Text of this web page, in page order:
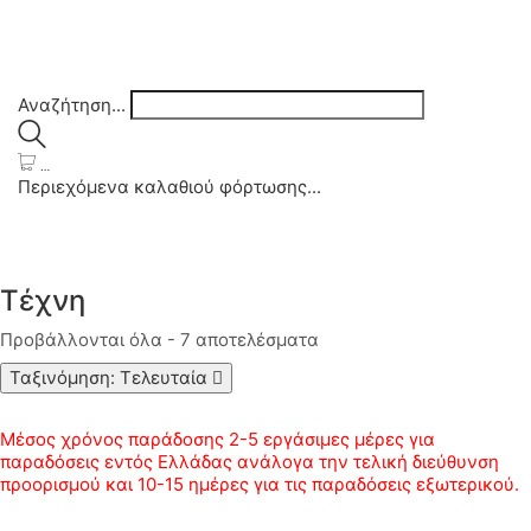
Αναζήτηση...
Περιεχόμενα καλαθιού φόρτωσης...
Τέχνη
Προβάλλονται όλα - 7 αποτελέσματα
Ταξινόμηση: Τελευταία
Μέσος χρόνος παράδοσης 2-5 εργάσιμες μέρες για
παραδόσεις εντός Ελλάδας ανάλογα την τελική διεύθυνση
προορισμού και 10-15 ημέρες για τις παραδόσεις εξωτερικού.